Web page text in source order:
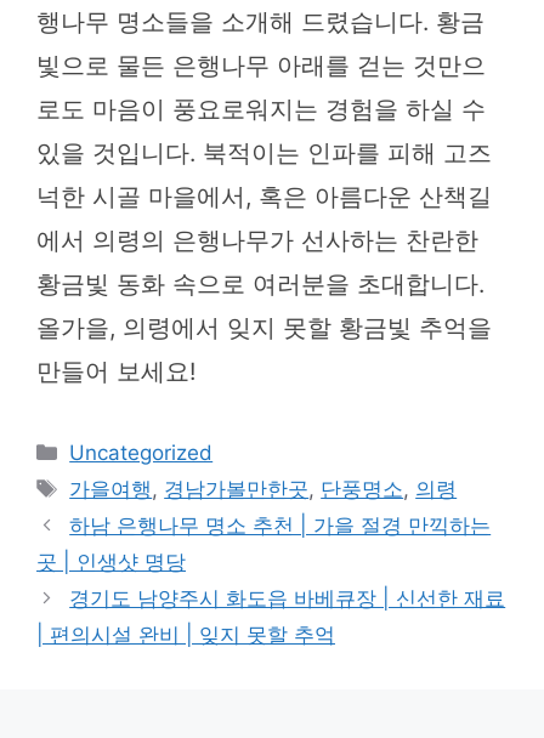
행나무 명소들을 소개해 드렸습니다. 황금
빛으로 물든 은행나무 아래를 걷는 것만으
로도 마음이 풍요로워지는 경험을 하실 수
있을 것입니다. 북적이는 인파를 피해 고즈
넉한 시골 마을에서, 혹은 아름다운 산책길
에서 의령의 은행나무가 선사하는 찬란한
황금빛 동화 속으로 여러분을 초대합니다.
올가을, 의령에서 잊지 못할 황금빛 추억을
만들어 보세요!
카
테
고
리
Uncategorized
태
그
가을여행 , 경남가볼만한곳, 단풍명소, 의령
하남 은행나무 명소 추천 | 가을 절경 만끽하는
곳 | 인생샷 명당
경기도 남양주시 화도읍 바베큐장 | 신선한 재료
| 편의시설 완비 | 잊지 못할 추억